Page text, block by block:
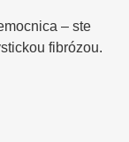
– ste
fibrózou.